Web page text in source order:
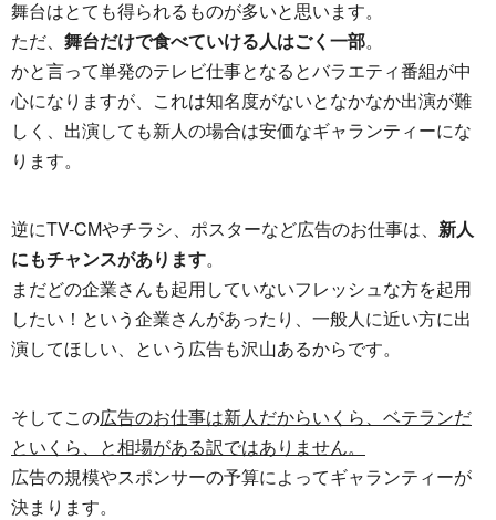
舞台はとても得られるものが多いと思います。
ただ、 舞台だけで食べていける人はごく一部。
かと言って単発のテレビ仕事となるとバラエティ番組が中
心になりますが、これは知名度がないとなかなか出演が難
しく、出演しても新人の場合は安価なギャランティーにな
ります。
逆にTV-CMやチラシ、ポスターなど広告のお仕事は、 新人
にもチャンスがあります。
まだどの企業さんも起用していないフレッシュな方を起用
したい！という企業さんがあったり、一般人に近い方に出
演してほしい、という広告も沢山あるからです。
そしてこの広告のお仕事は新人だからいくら、ベテランだ
といくら、と相場がある訳ではありません。
広告の規模やスポンサーの予算によってギャランティーが
決まります。